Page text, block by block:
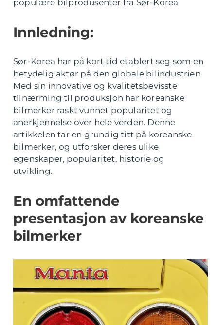
populære bilprodusenter fra Sør-Korea
Innledning:
Sør-Korea har på kort tid etablert seg som en
betydelig aktør på den globale bilindustrien.
Med sin innovative og kvalitetsbevisste
tilnærming til produksjon har koreanske
bilmerker raskt vunnet popularitet og
anerkjennelse over hele verden. Denne
artikkelen tar en grundig titt på koreanske
bilmerker, og utforsker deres ulike
egenskaper, popularitet, historie og
utvikling.
En omfattende
presentasjon av koreanske
bilmerker